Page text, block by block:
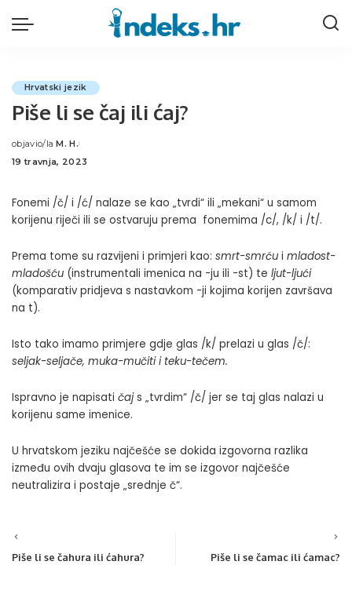
Hrvatski jezik
Piše li se čaj ili ćaj?
Posted
by
objavio/la M. H.
19 travnja, 2023
Fonemi /č/ i /ć/ nalaze se kao „tvrdi“ ili „mekani“ u samom
korijenu riječi ili se ostvaruju prema fonemima /c/, /k/ i /t/.
Prema tome su razvijeni i primjeri kao: smrt-smrću i mladost-
mladošću (instrumentali imenica na -ju ili -st) te ljut-ljući
(komparativ pridjeva s nastavkom -ji kojima korijen završava
na t).
Isto tako imamo primjere gdje glas /k/ prelazi u glas /č/:
seljak-seljače, muka-mučiti i teku-tečem.
Ispravno je napisati čajs „tvrdim“ /č/ jer se taj glas nalazi u
korijenu same imenice.
U hrvatskom jeziku najčešće se dokida izgovorna razlika
između ovih dvaju glasova te im se izgovor najčešće
neutralizira i postaje „srednje č“.
Piše li se čahura ili ćahura? Piše li se čamac ili ćamac?